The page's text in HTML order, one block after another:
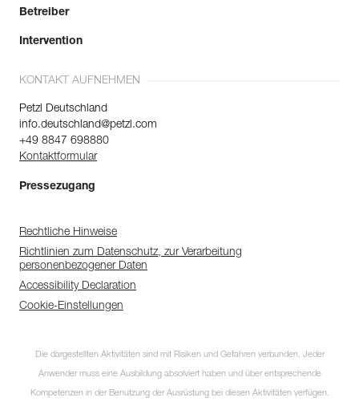
Betreiber
Intervention
KONTAKT AUFNEHMEN
Petzl Deutschland
info.deutschland@petzl.com
+49 8847 698880
Kontaktformular
Pressezugang
Rechtliche Hinweise
Richtlinien zum Datenschutz, zur Verarbeitung
personenbezogener Daten
Accessibility Declaration
Cookie-Einstellungen
Die dargestellten Aktivitäten sind mit Risiken und Gefahren verbunden. Jeder
Anwender muss eine Ausbildung absolviert haben und über entsprechende
Kompetenzen in der Benutzung der Ausrüstung bei diesen Aktivitäten verfügen.